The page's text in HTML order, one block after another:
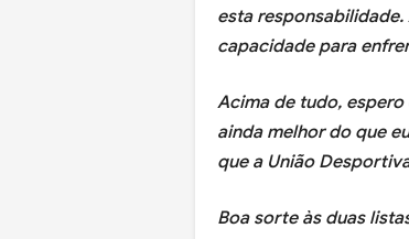
esta
capacidade para
Acima de tudo,
ainda melhor do que
que a União
Boa sorte às duas